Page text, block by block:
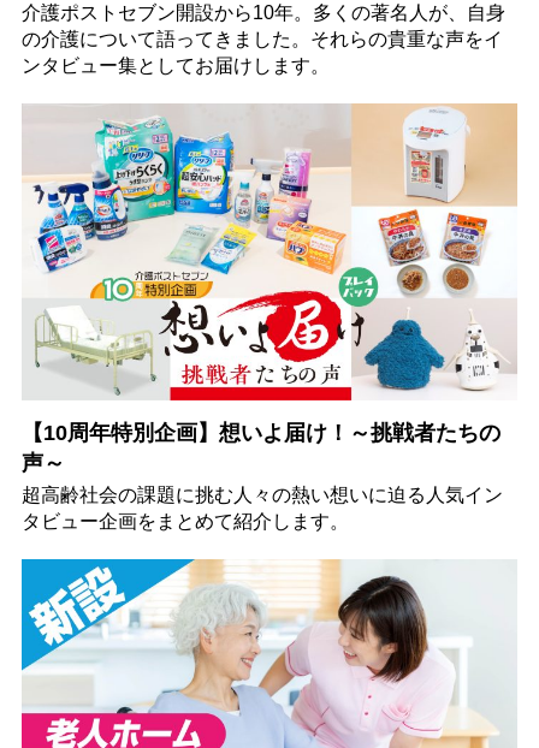
介護ポストセブン開設から10年。多くの著名人が、自身
の介護について語ってきました。それらの貴重な声をイ
ンタビュー集としてお届けします。
【10周年特別企画】想いよ届け！～挑戦者たちの
声～
超高齢社会の課題に挑む人々の熱い想いに迫る人気イン
タビュー企画をまとめて紹介します。